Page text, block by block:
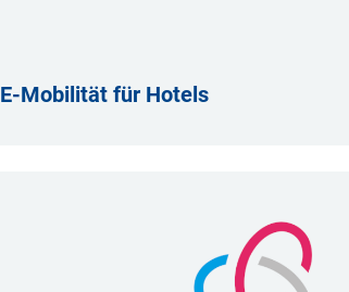
E-Mobilität für Hotels